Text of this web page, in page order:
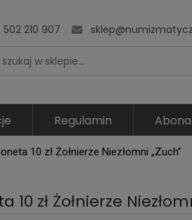
502 210 907
Regulamin
10 zł Żołnierze Niezłomni „Zuch”
10 zł Żołnierze